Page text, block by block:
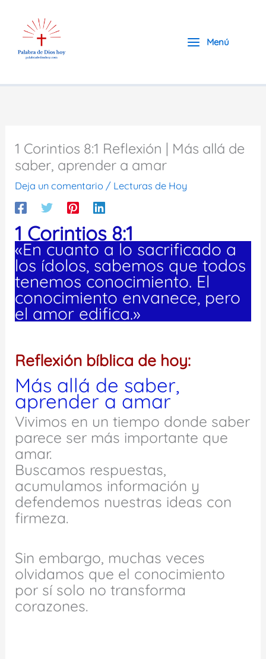
contenido
Menú
1 Corintios 8:1 Reflexión | Más allá de
saber, aprender a amar
Deja un comentario / Lecturas de Hoy
1 Corintios 8:1
«En cuanto a lo sacrificado a
los ídolos, sabemos que todos
tenemos conocimiento. El
conocimiento envanece, pero
el amor edifica.»
Reflexión bíblica de hoy:
Más allá de saber,
aprender a amar
Vivimos en un tiempo donde saber
parece ser más importante que
amar.
Buscamos respuestas,
acumulamos información y
defendemos nuestras ideas con
firmeza.
Sin embargo, muchas veces
olvidamos que el conocimiento
por sí solo no transforma
corazones.